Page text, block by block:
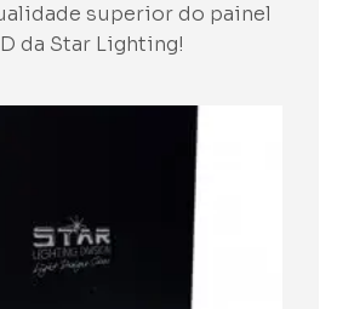
superior do painel
da Star Lighting!